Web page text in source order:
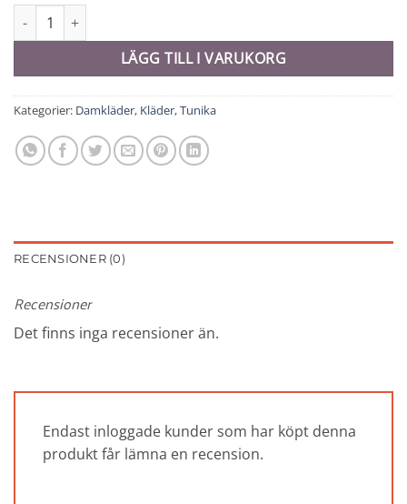
Tunika - 6878 mängd
LÄGG TILL I VARUKORG
Kategorier: Damkläder, Kläder,Tunika
RECENSIONER (0)
Recensioner
Det finns inga recensioner än.
Endast inloggade kunder som har köpt denna
produkt får lämna en recension.